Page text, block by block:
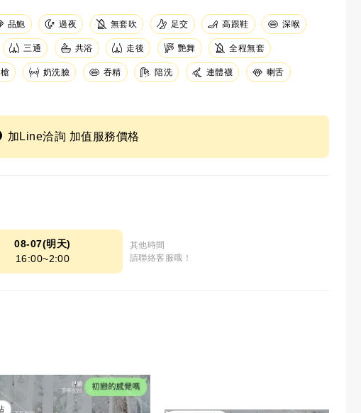
品鮑 過夜 無套吹 足交 高跟鞋 深喉
三通 共浴 走後 艷舞 全程無套
奶洗臉 吞精 陪洗 連體襪 喇舌
加Line洽詢 加值服務價格
08-07(明天)
16:00~2:00
其他時間
請聯絡客服哦！